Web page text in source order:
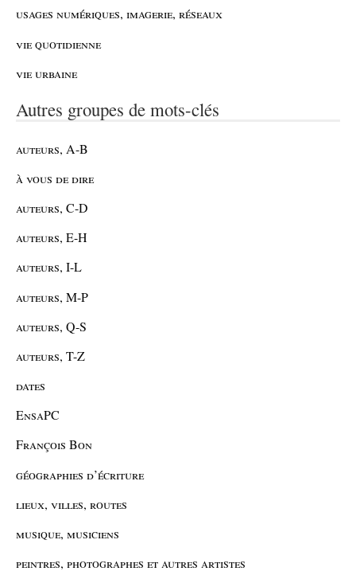
usages numériques, imagerie, réseaux
vie quotidienne
vie urbaine
Autres groupes de mots-clés
auteurs, A-B
à vous de dire
auteurs, C-D
auteurs, E-H
auteurs, I-L
auteurs, M-P
auteurs, Q-S
auteurs, T-Z
dates
EnsaPC
François Bon
géographies d’écriture
lieux, villes, routes
musique, musiciens
peintres, photographes et autres artistes